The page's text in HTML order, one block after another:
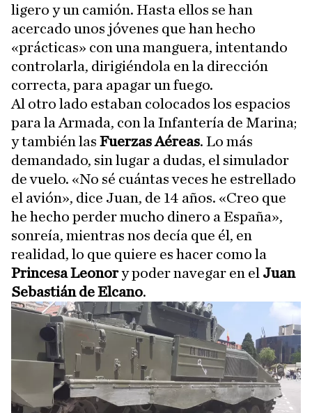
ligero y un camión. Hasta ellos se han
acercado unos jóvenes que han hecho
«prácticas» con una manguera, intentando
controlarla, dirigiéndola en la dirección
correcta, para apagar un fuego.
Al otro lado estaban colocados los espacios
para la Armada, con la Infantería de Marina;
y también las Fuerzas Aéreas. Lo más
demandado, sin lugar a dudas, el simulador
de vuelo. «No sé cuántas veces he estrellado
el avión», dice Juan, de 14 años. «Creo que
he hecho perder mucho dinero a España»,
sonreía, mientras nos decía que él, en
realidad, lo que quiere es hacer como la
Princesa Leonory poder navegar en el Juan
Sebastián de Elcano.